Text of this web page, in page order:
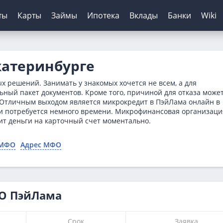
Архив ЦБ РФ
Курс доллара ЦБ
Курс евро ЦБ
Банк
Без первого взноса
На авто с пробегом
С плохой историей
Карты
С кэшбэком
Займы
отказа
зарплаты
Монеткин
До зарплаты
Creditplus
Ипотека
ипотеки
Вклады
Калькулятор вкладов
Банки Wiki
Занимать у знакомых хочется не всем, а для
пакет документов. Кроме того, причиной для отказа
выходом является микрокредит в ПэйЛама онлайн в
потребуется немного времени. Микрофинансовая
деньги на карточный счет моментально.
Адрес МФО
ПэйЛама